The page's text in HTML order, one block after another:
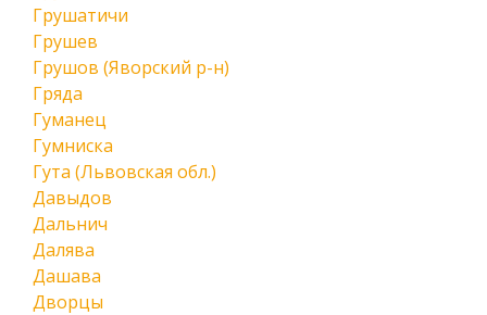
Грушатичи
Грушев
Грушов (Яворский р-н)
Гряда
Гуманец
Гумниска
Гута (Львовская обл.)
Давыдов
Дальнич
Далява
Дашава
Дворцы